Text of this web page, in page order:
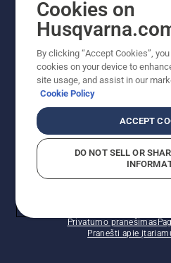
© „Husqvarna AB“ (leid).
Nurodoma rekomenduojama
įskaitant PVM. RMK yra
rekomenduoja pardavėjui
"Husqvarna Lietuva" prekių
Privatumo pranešimas
Pranešti apie
Cookies on
By clicking “Accept Cookies”,
cookies on your device to
site usage, and assist in our
Cookie Policy
ACCEPT
DO NOT SELL OR